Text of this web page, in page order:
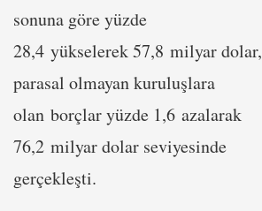
sonuna göre yüzde
28,4 yükselerek 57,8 milyar dolar,
parasal olmayan kuruluşlara
olan borçlar yüzde 1,6 azalarak
76,2 milyar dolar seviyesinde
gerçekleşti.